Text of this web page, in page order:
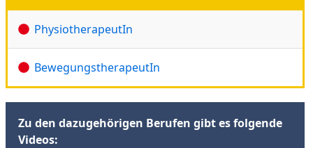
PhysiotherapeutIn
BewegungstherapeutIn
Zu den dazugehörigen Berufen gibt es folgende
Videos: